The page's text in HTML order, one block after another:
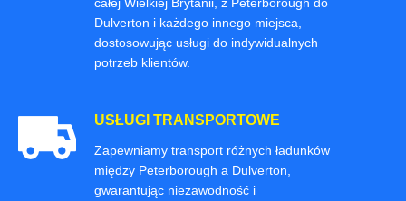
Dulverton i każdego innego miejsca,
dostosowując usługi do indywidualnych
potrzeb klientów.
USŁUGI TRANSPORTOWE
Zapewniamy transport różnych ładunków
między Peterborough a Dulverton,
gwarantując niezawodność i